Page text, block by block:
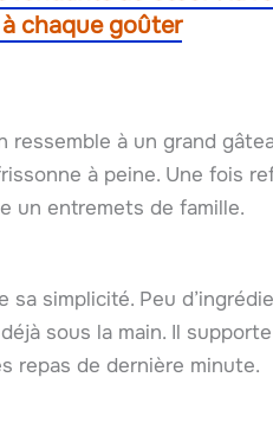
chaque goûter
ressemble à un grand
à peine. Une fois
un entremets de famille.
sa simplicité. Peu
sous la main. Il
repas de dernière minute.